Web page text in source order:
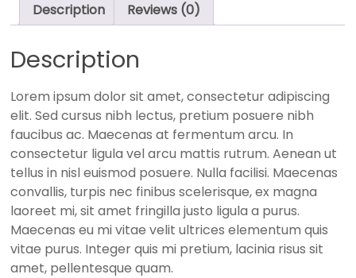
Description Reviews (0)
Description
Lorem ipsum dolor sit amet, consectetur adipiscing
elit. Sed cursus nibh lectus, pretium posuere nibh
faucibus ac. Maecenas at fermentum arcu. In
consectetur ligula vel arcu mattis rutrum. Aenean ut
tellus in nisl euismod posuere. Nulla facilisi. Maecenas
convallis, turpis nec finibus scelerisque, ex magna
laoreet mi, sit amet fringilla justo ligula a purus.
Maecenas eu mi vitae velit ultrices elementum quis
vitae purus. Integer quis mi pretium, lacinia risus sit
amet, pellentesque quam.